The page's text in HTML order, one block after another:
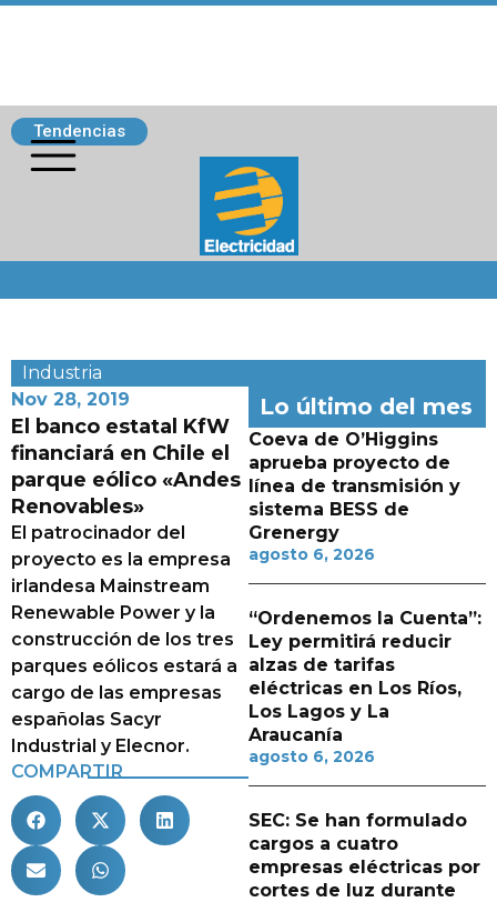
Tendencias
Industria
Nov 28, 2019
El banco estatal KfW
financiará en Chile el
parque eólico «Andes
Renovables»
El patrocinador del
proyecto es la empresa
irlandesa Mainstream
Renewable Power y la
construcción de los tres
parques eólicos estará a
cargo de las empresas
españolas Sacyr
Industrial y Elecnor.
COMPARTIR
Lo último del mes
Coeva de O’Higgins
aprueba proyecto de
línea de transmisión y
sistema BESS de
Grenergy
agosto 6, 2026
“Ordenemos la Cuenta”:
Ley permitirá reducir
alzas de tarifas
eléctricas en Los Ríos,
Los Lagos y La
Araucanía
agosto 6, 2026
SEC: Se han formulado
cargos a cuatro
empresas eléctricas por
cortes de luz durante